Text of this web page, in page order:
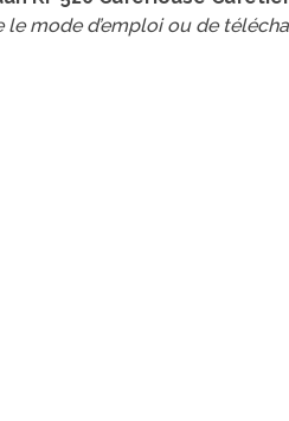
le mode d’emploi ou de